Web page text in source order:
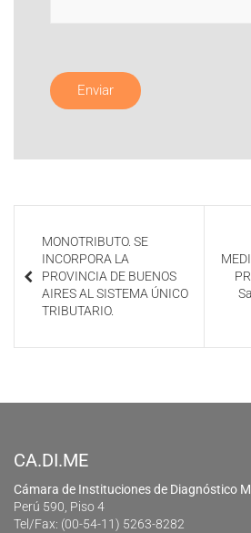
MONOTRIBUTO. SE
INCORPORA LA
PROVINCIA DE BUENOS
AIRES AL SISTEMA ÚNICO
TRIBUTARIO.
CA.DI.ME
Cámara de Instituciones de Diagnóstico
Perú 590, Piso 4
Tel/Fax: (00-54-11) 5263-8282